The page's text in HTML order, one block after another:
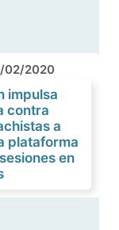
02/2020
impulsa
contra
a
plataforma
en